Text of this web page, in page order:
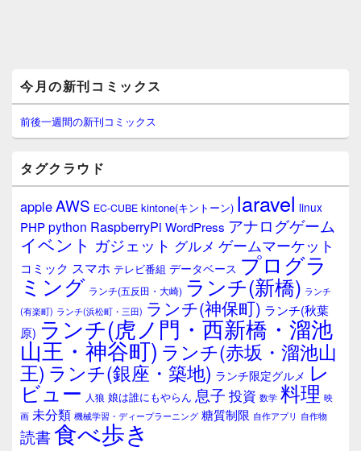
イ
ン
サ
イ
ウ
ィ
ジ
ェ
ア
今月の新刊コミックス
前後一週間の新刊コミックス
タグクラウド
appleAWS EC-CUBE kintone(キントーン) laravel linux
PHPpython RaspberryPi WordPress アナログゲーム
イベント ガジェット グルメ ゲームマーケット
コミック スマホ テレビ番組 データベース プログラ
ミング ランチ(五反田・大崎) ランチ(新橋) ランチ
(有楽町) ランチ(浜松町・三田) ランチ(神保町) ランチ(秋葉
原) ランチ(虎ノ門・西新橋・溜池
山王・神谷町) ランチ(赤坂・溜池山
王) ランチ(銀座・築地) ランチ限定グルメ レ
ビュー 人狼 娘は誰にもやらん 息子 投資 数学 料理 映
画 未分類 機械学習・ディープラーニング 糖質制限 自作アプリ 自作物
読書食べ歩き